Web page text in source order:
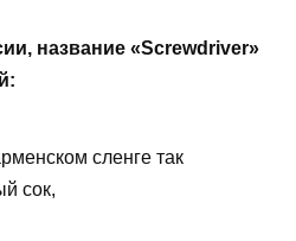
название «Screwdriver»
сленге так
сок,